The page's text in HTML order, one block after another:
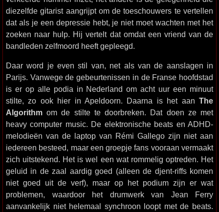
diezelfde gitarist aangrijpt om de toeschouwers te vertellen
dat als je een depressie hebt, je niet moet wachten met het
zoeken naar hulp. Hij vertelt dat omdat een vriend van de
bandleden zelfmoord heeft gepleegd.
Daar word je even stil van, net als van de aanslagen in
Parijs. Vanwege de gebeurtenissen in de Franse hoofdstad
is er op alle podia in Nederland om acht uur een minuut
stilte, zo ook hier in Apeldoorn. Daarna is het aan The
Algorithm om de stilte te doorbreken. Dat doen ze met
heavy computer music. De elektronische beats en ADHD-
melodieën van de laptop van Rémi Gallego zijn niet aan
iedereen besteed, maar een groepje fans vooraan vermaakt
zich uitstekend. Het is wel een wat rommelig optreden. Het
geluid in de zaal aardig goed (alleen de djent-riffs komen
niet goed uit de verf), maar op het podium zijn er wat
problemen, waardoor het drumwerk van Jean Ferry
aanvankelijk niet helemaal synchroon loopt met de beats.